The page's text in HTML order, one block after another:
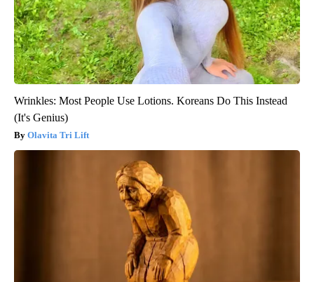
Wrinkles: Most People Use Lotions. Koreans Do This Instead
(It's Genius)
Olavita Tri Lift